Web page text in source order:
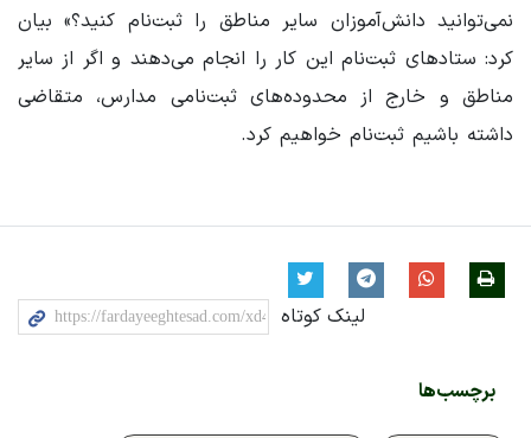
نمی‌توانید دانش‌آموزان سایر مناطق را ثبت‌نام کنید؟» بیان
کرد: ستادهای ثبت‌نام این کار را انجام می‌دهند و اگر از سایر
مناطق و خارج از محدوده‌های ثبت‌نامی مدارس، متقاضی
داشته باشیم ثبت‌نام خواهیم کرد.
لینک کوتاه
برچسب‌ها